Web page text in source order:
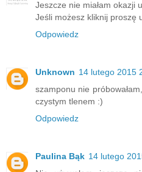
Jeszcze nie miałam okazji
Jeśli możesz kliknij proszę
Odpowiedz
Unknown 14 lutego 2015
szamponu nie
czystym tlenem :)
Odpowiedz
Paulina Bąk 14 lutego